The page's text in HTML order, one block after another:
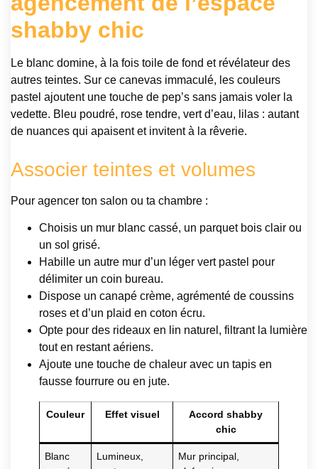
shabby chic
Le blanc domine, à la fois toile de fond et révélateur des
autres teintes. Sur ce canevas immaculé, les couleurs
pastel ajoutent une touche de pep’s sans jamais voler la
vedette. Bleu poudré, rose tendre, vert d’eau, lilas : autant
de nuances qui apaisent et invitent à la rêverie.
Associer teintes et volumes
Pour agencer ton salon ou ta chambre :
Choisis un mur blanc cassé, un parquet bois clair ou
un sol grisé.
Habille un autre mur d’un léger vert pastel pour
délimiter un coin bureau.
Dispose un canapé crème, agrémenté de coussins
roses et d’un plaid en coton écru.
Opte pour des rideaux en lin naturel, filtrant la lumière
tout en restant aériens.
Ajoute une touche de chaleur avec un tapis en
fausse fourrure ou en jute.
Couleur Effet visuel
Accord shabby
chic
Blanc
Lumineux,
Mur principal,